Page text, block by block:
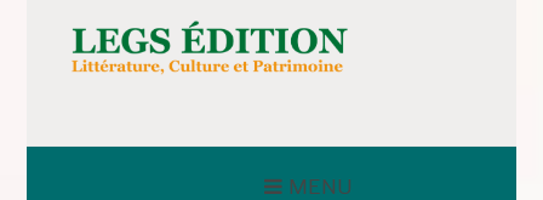
contenuLEGS ÉDITION
MENU